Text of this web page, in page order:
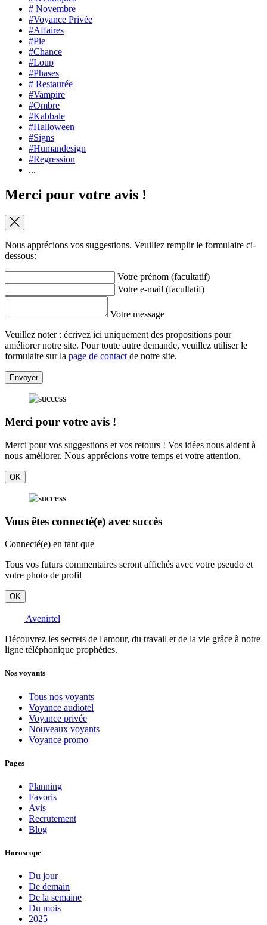
# Novembre
#Voyance Privée
#Affaires
#Pie
#Chance
#Loup
#Phases
# Restaurée
#Vampire
#Ombre
#Kabbale
#Halloween
#Signs
#Humandesign
#Regression
...
Merci pour votre avis !
Nous apprécions vos suggestions. Veuillez remplir le formulaire ci-
dessous:
Votre prénom (facultatif)
Votre e-mail (facultatif)
Votre message
Veuillez noter : écrivez ici uniquement des propositions pour
améliorer notre site. Pour toute autre demande, veuillez utiliser le
formulaire sur la page de contact de notre site.
Envoyer
Merci pour votre avis !
Merci pour vos suggestions et vos retours ! Vos idées nous aident à
nous améliorer. Nous apprécions votre temps et votre attention.
OK
Vous êtes connecté(e) avec succès
Connecté(e) en tant que
Tous vos futurs commentaires seront affichés avec votre pseudo et
votre photo de profil
OK
Avenirtel
Découvrez les secrets de l'amour, du travail et de la vie grâce à notre
ligne téléphonique prophéties.
Nos voyants
Tous nos voyants
Voyance audiotel
Voyance privée
Nouveaux voyants
Voyance promo
Pages
Planning
Favoris
Avis
Recrutement
Blog
Horoscope
Du jour
De demain
De la semaine
Du mois
2025